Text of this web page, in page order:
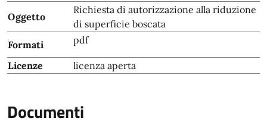
Oggetto
Richiesta di autorizzazione alla riduzione
di superficie boscata
Formati
pdf
Licenze licenza aperta
Documenti